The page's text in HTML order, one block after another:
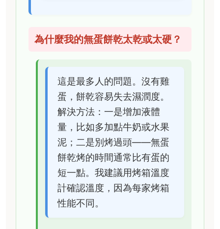
為什麼我的無蛋餅乾太乾或太硬？
這是最多人的問題。沒有雞
蛋，餅乾容易失去濕潤度。
解決方法：一是增加液體
量，比如多加點牛奶或水果
泥；二是別烤過頭——無蛋
餅乾烤的時間通常比有蛋的
短一點。我建議用烤箱溫度
計確認溫度，因為每家烤箱
性能不同。